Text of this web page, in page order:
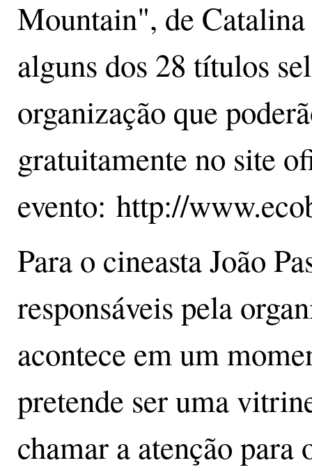
Mountain", de
alguns dos 28 títulos
organização que
gratuitamente no site
evento: http://
Para o cineasta João
responsáveis pela
acontece em um
pretende ser uma
chamar a atenção para